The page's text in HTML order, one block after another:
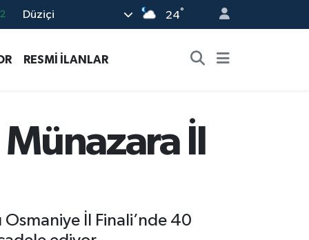
Düziçi 24°
RESMİ İLANLAR
İl
İl Finali’nde 40